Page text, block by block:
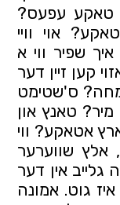
טאקע עפעס?
אוי וויי
שפיר ווי א
קען זיין דער
ס'שטימט
טאנץ און
אטאקע? ווי
אלץ שווערער
גלייב אין דער
גוט. אמונה